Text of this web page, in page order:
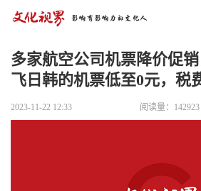
多家航空公司机票降价促
飞日韩的机票低至0元，税
2023-11-22 12:33 阅读量：142923